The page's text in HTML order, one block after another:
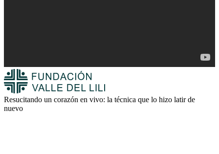
Resucitando un corazón en vivo: la técnica que lo hizo latir de
nuevo